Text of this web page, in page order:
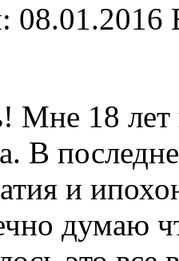
Мне 18 лет
В
и
думаю